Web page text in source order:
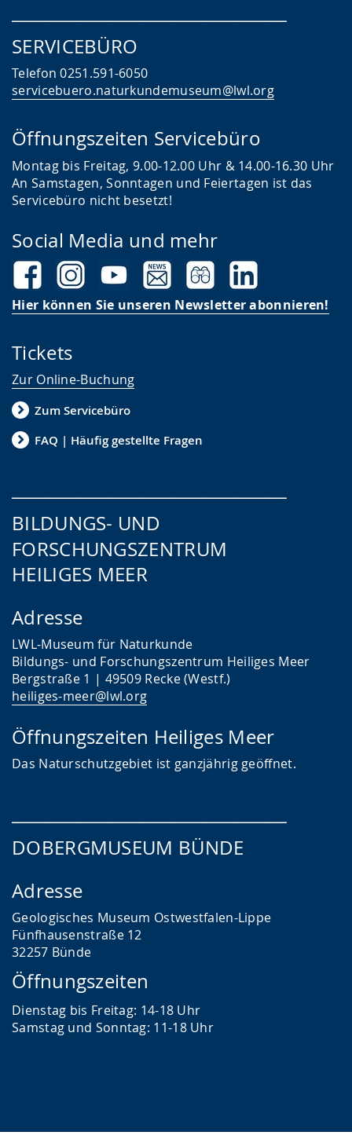
SERVICEBÜRO
Telefon 0251.591-6050
servicebuero.naturkundemuseum@lwl.org
Öffnungszeiten Servicebüro
Montag bis Freitag, 9.00-12.00 Uhr & 14.00-16.30 Uhr
An Samstagen, Sonntagen und Feiertagen ist das
Servicebüro nicht besetzt!
Social Media und mehr
Hier können Sie unseren Newsletter abonnieren!
Tickets
Zur Online-Buchung
Zum Servicebüro
FAQ | Häufig gestellte Fragen
BILDUNGS- UND
FORSCHUNGSZENTRUM
HEILIGES MEER
Adresse
LWL-Museum für Naturkunde
Bildungs- und Forschungszentrum Heiliges Meer
Bergstraße 1 | 49509 Recke (Westf.)
heiliges-meer@lwl.org
Öffnungszeiten Heiliges Meer
Das Naturschutzgebiet ist ganzjährig geöffnet.
DOBERGMUSEUM BÜNDE
Adresse
Geologisches Museum Ostwestfalen-Lippe
Fünfhausenstraße 12
32257 Bünde
Öffnungszeiten
Dienstag bis Freitag: 14-18 Uhr
Samstag und Sonntag: 11-18 Uhr